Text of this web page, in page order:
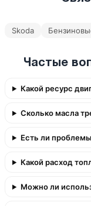
Skoda
Частые
Какой ресурс
Сколько масла
Есть ли
Какой расход
Можно ли